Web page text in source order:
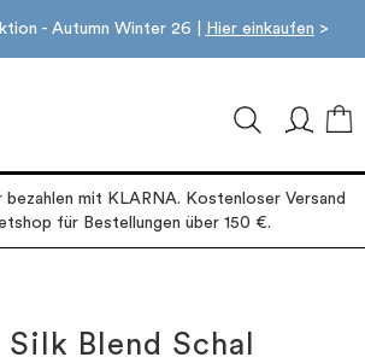
- Autumn Winter 26 | Hier einkaufen >
mit KLARNA. Kostenloser Versand
für Bestellungen über 150 €.
Blend Schal